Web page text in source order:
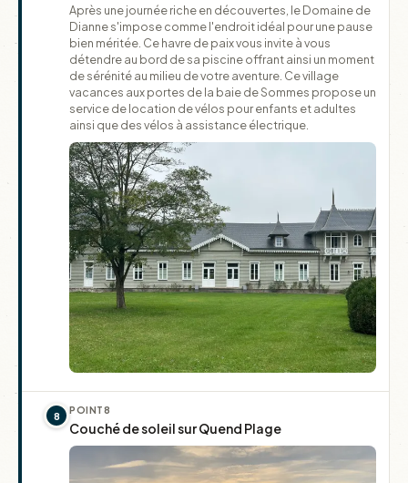
Après une journée riche en découvertes, le Domaine de
Dianne s'impose comme l'endroit idéal pour une pause
bien méritée. Ce havre de paix vous invite à vous
détendre au bord de sa piscine offrant ainsi un moment
de sérénité au milieu de votre aventure. Ce village
vacances aux portes de la baie de Sommes propose un
service de location de vélos pour enfants et adultes
ainsi que des vélos à assistance électrique.
8 POINT8
Couché de soleil sur Quend Plage